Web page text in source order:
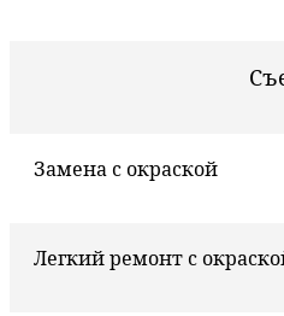
Замена с окраской
Легкий ремонт с